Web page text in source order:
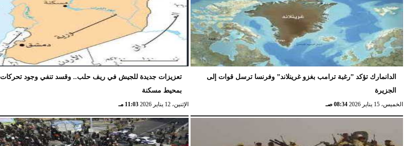
الدانمارك تؤكد ”رغبة ترامب بغزو غرينلاند” وفرنسا ترسل قوات إلى
الجزيرة
الخميس، 15 يناير 2026 08:34 صـ
تعزيزات جديدة للجيش في ريف حلب.. وقسد تنفي وجود تحركات
بمحيط مسكنة
الإثنين، 12 يناير 2026 11:03 مـ